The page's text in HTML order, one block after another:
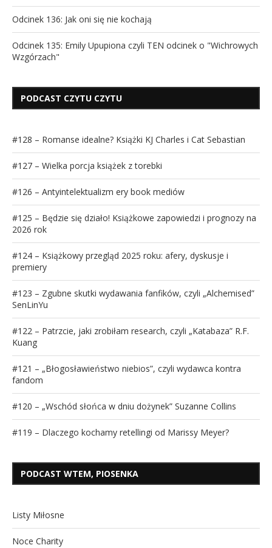
Odcinek 136: Jak oni się nie kochają
Odcinek 135: Emily Upupiona czyli TEN odcinek o "Wichrowych
Wzgórzach"
PODCAST CZYTU CZYTU
#128 – Romanse idealne? Książki KJ Charles i Cat Sebastian
#127 – Wielka porcja książek z torebki
#126 – Antyintelektualizm ery book mediów
#125 – Będzie się działo! Książkowe zapowiedzi i prognozy na
2026 rok
#124 – Książkowy przegląd 2025 roku: afery, dyskusje i
premiery
#123 – Zgubne skutki wydawania fanfików, czyli „Alchemised”
SenLinYu
#122 – Patrzcie, jaki zrobiłam research, czyli „Katabaza” R.F.
Kuang
#121 – „Błogosławieństwo niebios”, czyli wydawca kontra
fandom
#120 – „Wschód słońca w dniu dożynek” Suzanne Collins
#119 – Dlaczego kochamy retellingi od Marissy Meyer?
PODCAST WTEM, PIOSENKA
Listy Miłosne
Noce Charity